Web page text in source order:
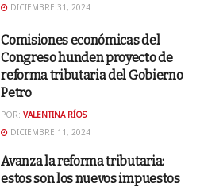
DICIEMBRE 31, 2024
Comisiones económicas del
Congreso hunden proyecto de
reforma tributaria del Gobierno
Petro
POR: VALENTINA RÍOS
DICIEMBRE 11, 2024
Avanza la reforma tributaria:
estos son los nuevos impuestos